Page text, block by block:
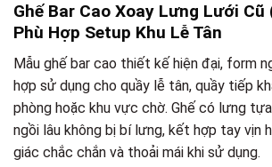
Ghế Bar Cao Xoay Lưng Lưới
Phù Hợp Setup Khu Lễ Tân
Mẫu ghế bar cao thiết kế hiện đại, form
hợp sử dụng cho quầy lễ tân, quầy tiếp
phòng hoặc khu vực chờ. Ghế có lưng
ngồi lâu không bị bí lưng, kết hợp tay vịn
giác chắc chắn và thoải mái khi sử dụng.